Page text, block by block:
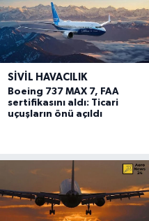
SIVIL HAVACILIK
Boeing 737 MAX 7, FAA
sertifikasını aldı: Ticari
uçuşların önü açıldı